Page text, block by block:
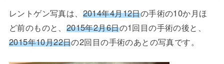
レントゲン写真は、 2014年4月12日の手術の10か月ほ
ど前のものと、 2015年2月6日の1回目の手術の後と、
2015年10月22日の2回目の手術のあとの写真です。